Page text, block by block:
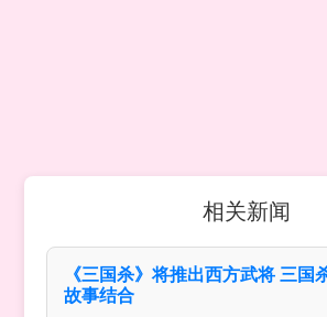
相关新闻
《三国杀》将推出西方武将 三国
故事结合